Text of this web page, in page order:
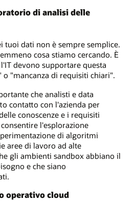
di analisi delle
tuoi dati non è sempre semplice.
cosa stiamo cercando. È
devono supportare questa
o "mancanza di requisiti chiari".
che analisti e data
contatto con l'azienda per
conoscenze e i requisiti
l'esplorazione
di algoritmi
aree di lavoro ad alte
gli ambienti sandbox abbiano il
e che siano
operativo cloud